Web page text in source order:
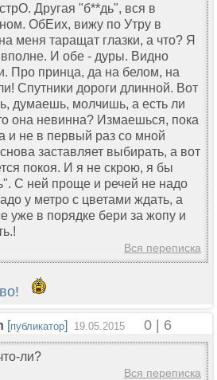
Другая "б**дь", вся в
ОбЕих, вижу по Утру в
меня таращат глазки, а что? Я
И обе - дуры. Видно
Про принца, да на белом, на
Спутники дороги длинной. Вот
думаешь, молчишь, а есть ли
она невинна? Измаешься, пока
и не в первый раз со мной
заставляет выбирать, а вот
покоя. И я не скрою, я бы
С ней проще и речей не надо
у метро с цветами ждать, а
уже в порядке бери за жопу и
Вся переписка
[публикатор] 19.05.2015 0 | 6
ли?
Вся переписка